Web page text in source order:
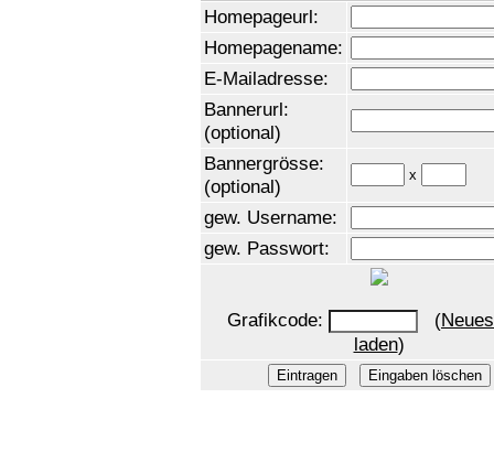
Homepageurl:
Homepagename:
E-Mailadresse:
Bannerurl:
(optional)
Bannergrösse:
(optional)
x
gew. Username:
gew. Passwort:
Grafikcode: (
laden)